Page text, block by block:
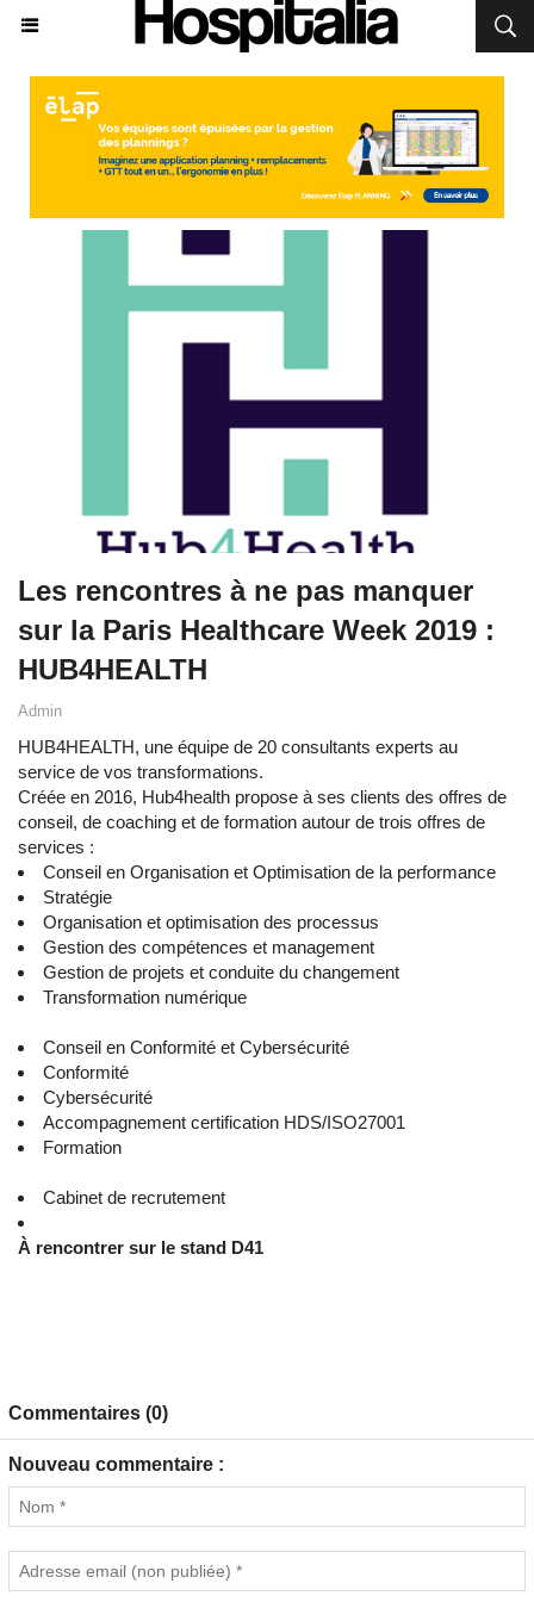
Les rencontres à ne pas manquer
sur la Paris Healthcare Week 2019 :
HUB4HEALTH
Admin
HUB4HEALTH, une équipe de 20 consultants experts au
service de vos transformations.
Créée en 2016, Hub4health propose à ses clients des offres de
conseil, de coaching et de formation autour de trois offres de
services :
Conseil en Organisation et Optimisation de la performance
Stratégie
Organisation et optimisation des processus
Gestion des compétences et management
Gestion de projets et conduite du changement
Transformation numérique
Conseil en Conformité et Cybersécurité
Conformité
Cybersécurité
Accompagnement certification HDS/ISO27001
Formation
Cabinet de recrutement
À rencontrer sur le stand D41
Commentaires (0)
Nouveau commentaire :